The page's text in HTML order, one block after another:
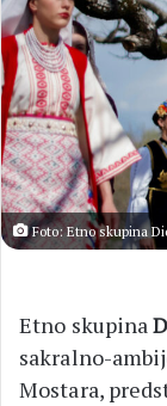
Foto: Etno skupina
Etno skupina
sakralno-
Mostara,